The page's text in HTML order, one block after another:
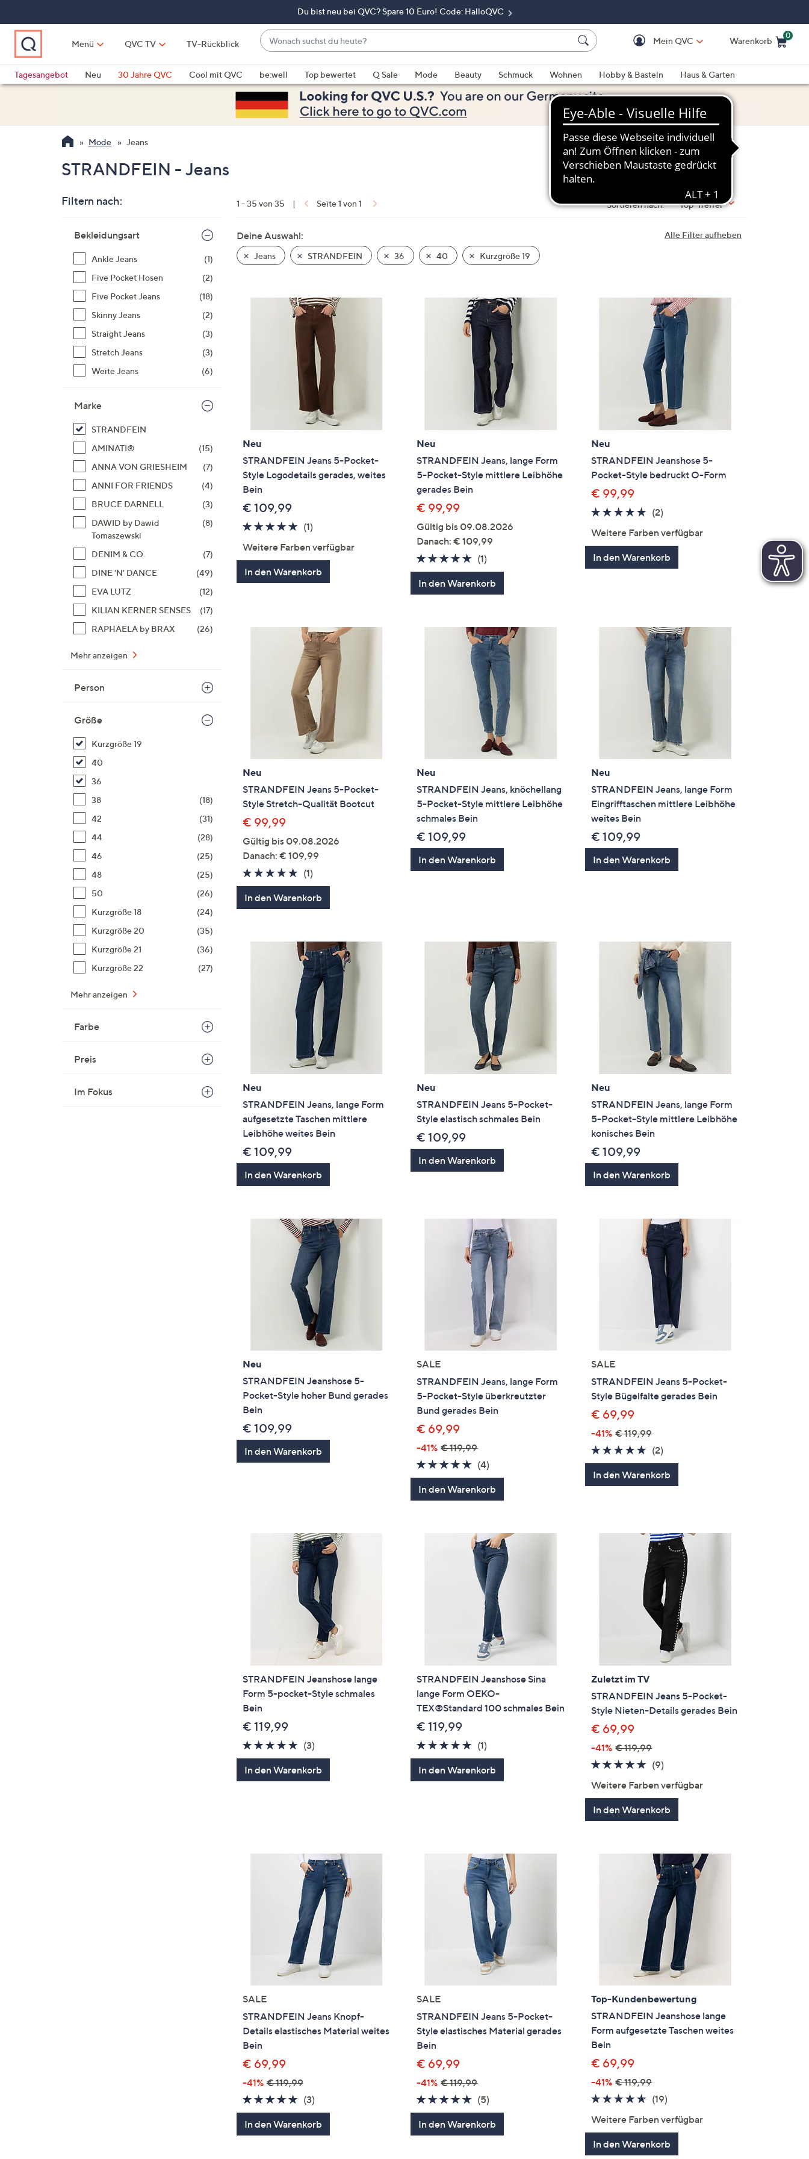
springen
Du bist neu bei QVC? Spare 10 Euro! Code: HalloQVC
Menü QVC TV TV-Rückblick
Wonach
suchst
du
heute?
Vorschläge
verfügbar
sind,
verwenden
und
unten
oder
wischen
Touch-
Geräten
anzuzeigen.
Mein QVC Warenkorb
0
Tagesangebot
Neu 30 Jahre QVC Cool mit QVC be:well Top bewertet Q Sale Mode Beauty Schmuck Wohnen Hobby & Basteln
Haus & Garten
Mode Jeans
STRANDFEIN - Jeans
Filtern nach:
Produktliste
Bekleidungsart
Ankle Jeans
(1)
Five Pocket Hosen
(2)
Five Pocket Jeans
(18)
Skinny Jeans
(2)
Straight Jeans
(3)
Stretch Jeans
(3)
Weite Jeans
(6)
Marke
STRANDFEIN
AMINATI®
(15)
ANNA VON GRIESHEIM
(7)
ANNI FOR FRIENDS
(4)
BRUCE DARNELL
(3)
DAWID by Dawid
Tomaszewski
(8)
DENIM & CO.
(7)
DINE 'N' DANCE
(49)
EVA LUTZ
(12)
KILIAN KERNER SENSES
(17)
RAPHAELA by BRAX
(26)
Mehr anzeigen
Person
Größe
Kurzgröße 19
40
36
38
(18)
42
(31)
44
(28)
46
(25)
48
(25)
50
(26)
Kurzgröße 18
(24)
Kurzgröße 20
(35)
Kurzgröße 21
(36)
Kurzgröße 22
(27)
Mehr anzeigen
Farbe
Preis
Im Fokus
1 - 35 von 35 | Seite 1 von 1 Sortieren nach: Top-Treffer
Alle Filter aufheben
Deine Auswahl:
Jeans STRANDFEIN 36 40 Kurzgröße 19
Neu
STRANDFEIN Jeans 5-Pocket-
Style Logodetails gerades, weites
Bein
€ 109,99
5.0
5
(1)1
Weitere Farben verfügbar
In den Warenkorb
Neu
STRANDFEIN Jeans, lange Form
5-Pocket-Style mittlere Leibhöhe
gerades Bein
€ 99,99
Gültig bis 09.08.2026
Danach: € 109,99
5.0
von
5
(1)
Bewertungen
In den Warenkorb
Neu
STRANDFEIN Jeanshose 5-
Pocket-Style bedruckt O-Form
€ 99,99
5.0
5
(2)
Weitere Farben verfügbar
In den Warenkorb
Neu
STRANDFEIN Jeans 5-Pocket-
Style Stretch-Qualität Bootcut
€ 99,99
Gültig bis 09.08.2026
Danach: € 109,99
5.0
von
5
(1)1
Bewertungen
In den Warenkorb
Neu
STRANDFEIN Jeans, knöchellang
5-Pocket-Style mittlere Leibhöhe
schmales Bein
€ 109,99
In den Warenkorb
Neu
STRANDFEIN Jeans, lange Form
Eingrifftaschen mittlere Leibhöhe
weites Bein
€ 109,99
In den Warenkorb
Neu
STRANDFEIN Jeans, lange Form
aufgesetzte Taschen mittlere
Leibhöhe weites Bein
€ 109,99
In den Warenkorb
Neu
STRANDFEIN Jeans 5-Pocket-
Style elastisch schmales Bein
€ 109,99
In den Warenkorb
Neu
STRANDFEIN Jeans, lange Form
5-Pocket-Style mittlere Leibhöhe
konisches Bein
€ 109,99
In den Warenkorb
Neu
STRANDFEIN Jeanshose 5-
Pocket-Style hoher Bund gerades
Bein
€ 109,99
In den Warenkorb
SALE
STRANDFEIN Jeans, lange Form
5-Pocket-Style überkreutzter
Bund gerades Bein
€ 69,99
-41% € 119,99
5.0
von
5
(4)
Bewertungen
In den Warenkorb
SALE
STRANDFEIN Jeans 5-Pocket-
Style Bügelfalte gerades Bein
€ 69,99
-41% € 119,99
5.0
von
5
(2)
Bewertungen
In den Warenkorb
STRANDFEIN Jeanshose lange
Form 5-pocket-Style schmales
Bein
€ 119,99
5.0
von
5
(3)3
Bewertungen
In den Warenkorb
STRANDFEIN Jeanshose Sina
lange Form OEKO-
TEX®Standard 100 schmales Bein
€ 119,99
5.0
von
5
(1)
Bewertungen
In den Warenkorb
Zuletzt im TV
STRANDFEIN Jeans 5-Pocket-
Style Nieten-Details gerades Bein
€ 69,99
-41% € 119,99
4.7
5
(9)
Weitere Farben verfügbar
In den Warenkorb
SALE
STRANDFEIN Jeans Knopf-
Details elastisches Material weites
Bein
€ 69,99
-41% € 119,99
4.7
von
5
(3)3
Bewertungen
In den Warenkorb
SALE
STRANDFEIN Jeans 5-Pocket-
Style elastisches Material gerades
Bein
€ 69,99
-41% € 119,99
4.6
von
5
(5)
Bewertungen
In den Warenkorb
Top-Kundenbewertung
STRANDFEIN Jeanshose lange
Form aufgesetzte Taschen weites
Bein
€ 69,99
-41% € 119,99
4.5
(19)
Weitere Farben verfügbar
In den Warenkorb